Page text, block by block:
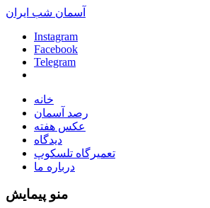
آسمان شب ایران
Instagram
Facebook
Telegram
خانه
رصد آسمان
عکس هفته
دیدگاه
تعمیرگاه تلسکوپ
درباره ما
منو پیمایش